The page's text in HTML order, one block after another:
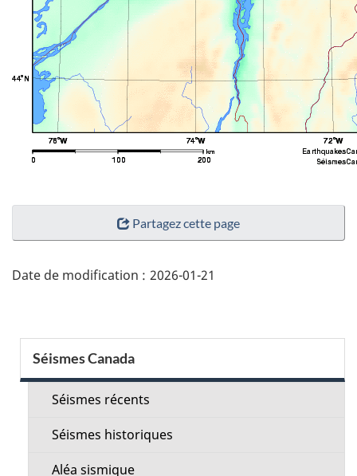
"Détails
page"
Partagez cette page
Date de modification : 2026-01-21
Menu
de
Séismes Canada
Séismes récents
Séismes historiques
Aléa sismique